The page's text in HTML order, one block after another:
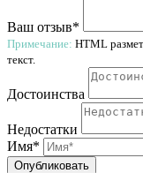
Ваш отзыв*
Примечание: HTML
текст.
Достоинства
Недостатки
Имя*
Опубликовать